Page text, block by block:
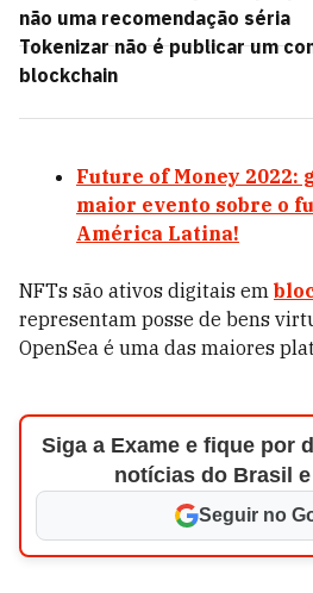
não uma recomendação séria
Tokenizar não é publicar um
blockchain
Future of Money 2022:
maior evento sobre o
América Latina!
NFTs são ativos digitais em
representam posse de bens
OpenSea é uma das maiores
Siga a Exame e fique por
notícias do Brasil
Seguir no